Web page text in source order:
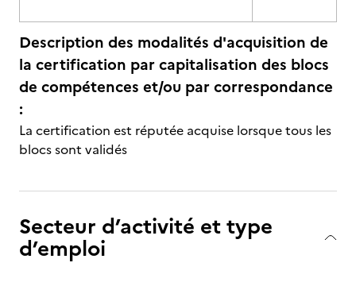
Description des modalités d'acquisition de
la certification par capitalisation des blocs
de compétences et/ou par correspondance
:
La certification est réputée acquise lorsque tous les
blocs sont validés
Secteur d’activité et type
d’emploi